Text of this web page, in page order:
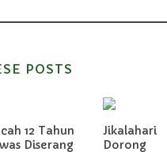
POSTS
12 Tahun
Diserang
Jikalahari
Dorong